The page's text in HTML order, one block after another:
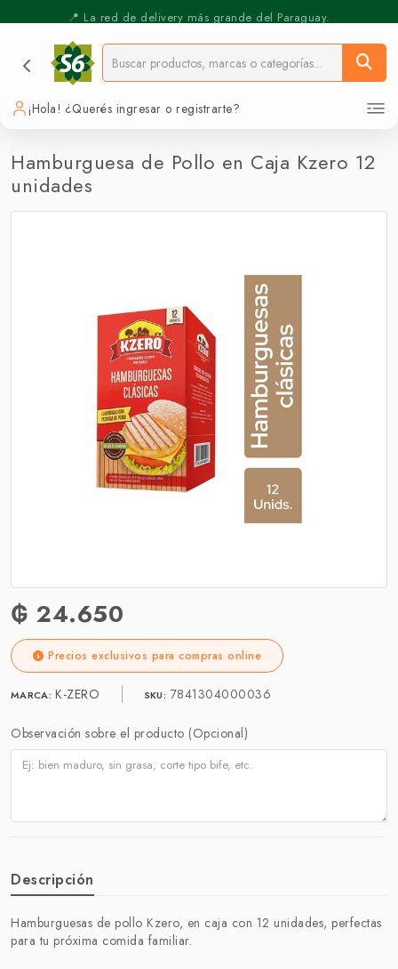
📍 La red de delivery más grande del Paraguay.
⚡️ Pickup Express - Retirás en 30 min.
¡Hola! ¿Querés ingresar o registrarte?
Hamburguesa de Pollo en Caja Kzero 12
unidades
₲ 24.650
Precios exclusivos para compras online
MARCA: K-ZERO SKU: 7841304000036
Observación sobre el producto (Opcional)
Descripción
Hamburguesas de pollo Kzero, en caja con 12 unidades, perfectas
para tu próxima comida familiar.